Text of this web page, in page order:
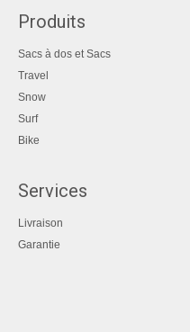
Produits
Sacs à dos et Sacs
Travel
Snow
Surf
Bike
Services
Livraison
Garantie